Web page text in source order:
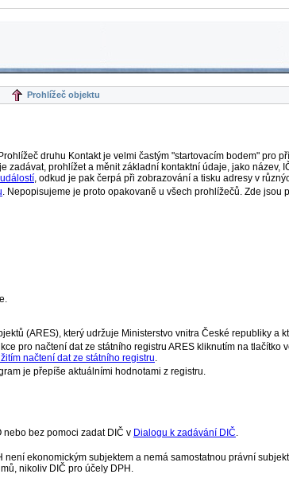
Prohlížeč objektu
druhu Kontakt je velmi častým "startovacím bodem" pro
zadávat, prohlížet a měnit základní kontaktní údaje, jako název,
, odkud je pak čerpá při zobrazování a tisku adresy v
. Nepopisujeme je proto opakovaně u všech prohlížečů. Zde jsou
(ARES), který udržuje Ministerstvo vnitra České republiky a
pro načtení dat ze státního registru ARES kliknutím na tlačítko
načtení dat ze státního registru.
je přepíše aktuálními hodnotami z registru.
bez pomoci zadat DIČ v Dialogu k zadávání DIČ.
ekonomickým subjektem a nemá samostatnou právní
nikoliv DIČ pro účely DPH.